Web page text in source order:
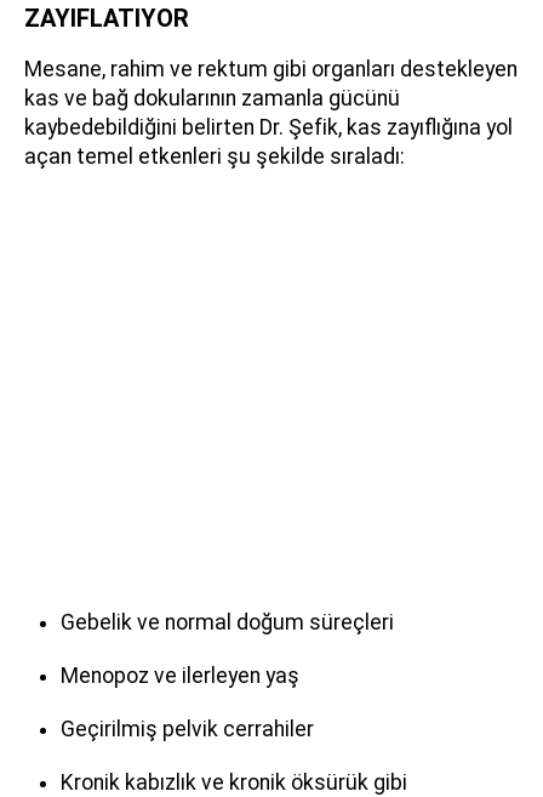
ZAYIFLATIYOR
Mesane, rahim ve rektum gibi organları destekleyen
kas ve bağ dokularının zamanla gücünü
kaybedebildiğini belirten Dr. Şefik, kas zayıflığına yol
açan temel etkenleri şu şekilde sıraladı:
Gebelik ve normal doğum süreçleri
Menopoz ve ilerleyen yaş
Geçirilmiş pelvik cerrahiler
Kronik kabızlık ve kronik öksürük gibi